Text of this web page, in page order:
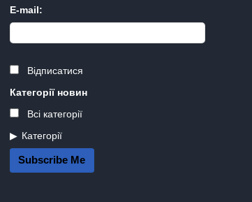
E-mail:
Відписатися
Категорії новин
Всі категорії
Категорії
Subscribe Me